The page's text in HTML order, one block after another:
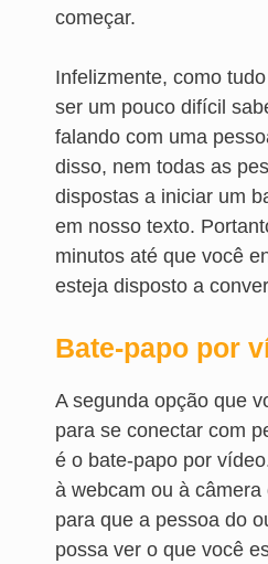
começar.
Infelizmente, como
ser um pouco difícil
falando com uma
disso, nem todas as
dispostas a iniciar um
em nosso texto.
minutos até que você
esteja disposto a
Bate-papo por
A segunda opção que
para se conectar com
é o bate-papo por
à webcam ou à
para que a pessoa do
possa ver o que você